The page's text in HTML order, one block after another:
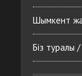
Шымкент
Біз туралы